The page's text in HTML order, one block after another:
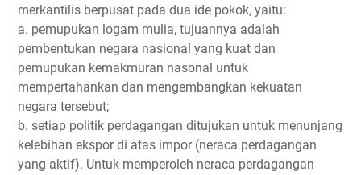
merkantilis berpusat pada dua ide pokok, yaitu:
a. pemupukan logam mulia, tujuannya adalah
pembentukan negara nasional yang kuat dan
pemupukan kemakmuran nasonal untuk
mempertahankan dan mengembangkan kekuatan
negara tersebut;
b. setiap politik perdagangan ditujukan untuk menunjang
kelebihan ekspor di atas impor (neraca perdagangan
yang aktif). Untuk memperoleh neraca perdagangan